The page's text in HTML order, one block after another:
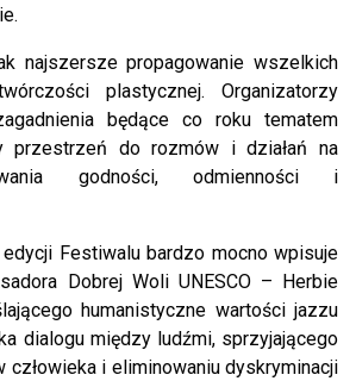
najszersze propagowanie wszelkich
plastycznej. Organizatorzy
będące co roku tematem
przestrzeń do rozmów i działań na
godności, odmienności i
Festiwalu bardzo mocno wpisuje
Dobrej Woli UNESCO – Herbie
humanistyczne wartości jazzu
dialogu między ludźmi, sprzyjającego
człowieka i eliminowaniu dyskryminacji